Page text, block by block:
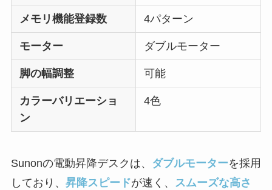
メモリ機能登録数 4パターン
モーター ダブルモーター
脚の幅調整 可能
カラーバリエーショ
ン
4色
Sunonの電動昇降デスクは、 ダブルモーターを採用
しており、 昇降スピードが速く、 スムーズな高さ